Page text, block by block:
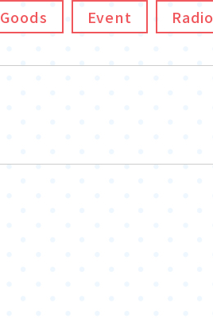
Goods Event Radio